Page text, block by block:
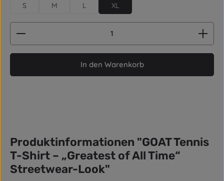
S M L XL
Produkt Anzahl: Gib den gewünschten Wert
In den Warenkorb
Produktinformationen "GOAT Tennis
T-Shirt – „Greatest of All Time“
Streetwear-Look"